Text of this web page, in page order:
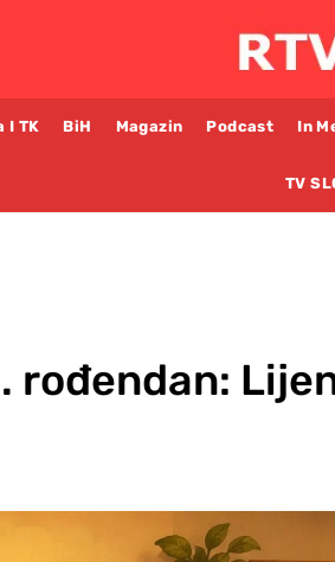
I TK BiH Magazin Podcast In
TV
rođendan: